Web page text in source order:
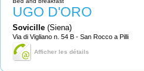
UGO D'ORO
Sovicille (Siena)
Via di Vigliano n. 54 B - San Rocco a Pilli
Afficher les détails